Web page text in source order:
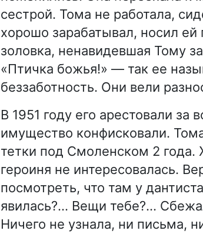
сестрой. Тома не работала,
хорошо зарабатывал, носил
золовка, ненавидевшая Тому
«Птичка божья!» — так ее
беззаботность. Они вели
В 1951 году его арестовали за
имущество конфисковали.
тетки под Смоленском 2
героиня не интересовалась.
посмотреть, что там у
явилась?… Вещи тебе?…
Ничего не узнала, ни письма,